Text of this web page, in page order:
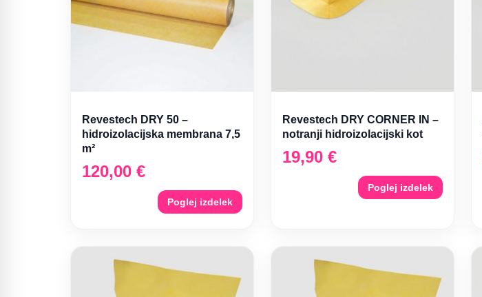
Revestech DRY 50 –
hidroizolacijska membrana 7,5
m²
120,00 €
Poglej izdelek
Revestech DRY CORNER IN –
notranji hidroizolacijski kot
19,90 €
Poglej izdelek